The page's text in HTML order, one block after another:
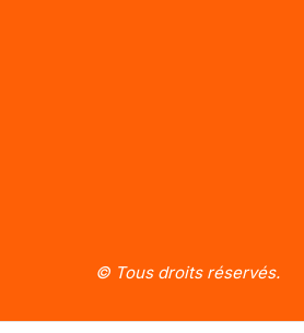
© Tous droits réservés.